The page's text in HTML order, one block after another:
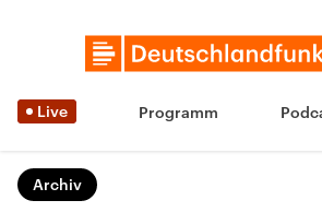
Live Programm
Archiv